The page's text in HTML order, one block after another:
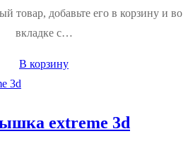
товар, добавьте его в корзину и во
вкладке с…
В корзину
extreme 3d